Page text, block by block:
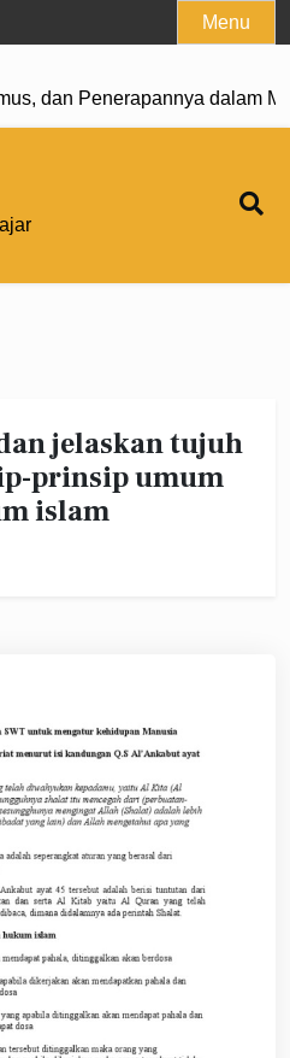
Menu
dan Penerapannya dalam
jelaskan tujuh
prinsip umum
islam